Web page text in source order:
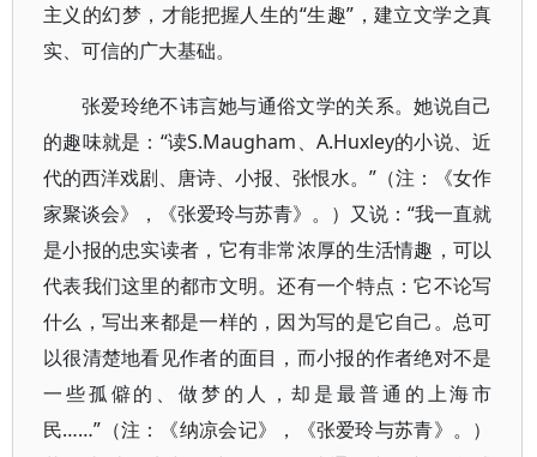
主义的幻梦，才能把握人生的“生趣”，建立文学之真
实、可信的广大基础。
张爱玲绝不讳言她与通俗文学的关系。她说自己
的趣味就是：“读S.Maugham、A.Huxley的小说、近
代的西洋戏剧、唐诗、小报、张恨水。”（注：《女作
家聚谈会》，《张爱玲与苏青》。）又说：“我一直就
是小报的忠实读者，它有非常浓厚的生活情趣，可以
代表我们这里的都市文明。还有一个特点：它不论写
什么，写出来都是一样的，因为写的是它自己。总可
以很清楚地看见作者的面目，而小报的作者绝对不是
一些孤僻的、做梦的人，却是最普通的上海市
民……”（注：《纳凉会记》，《张爱玲与苏青》。）